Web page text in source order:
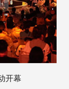
开幕